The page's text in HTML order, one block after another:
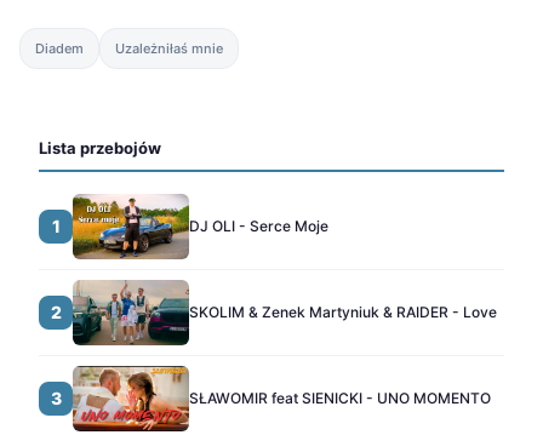
Diadem Uzależniłaś mnie
Lista przebojów
1 DJ OLI - Serce Moje
2 SKOLIM & Zenek Martyniuk & RAIDER - Love
3 SŁAWOMIR feat SIENICKI - UNO MOMENTO